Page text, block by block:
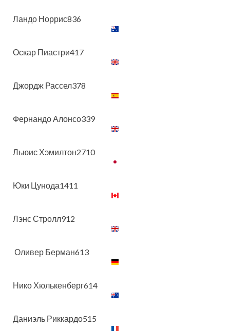
Ландо Норрис836
Оскар Пиастри417
Джордж Рассел378
Фернандо Алонсо339
Льюис Хэмилтон2710
Юки Цунода1411
Лэнс Стролл912
Оливер Берман613
Нико Хюлькенберг614
Даниэль Риккардо515